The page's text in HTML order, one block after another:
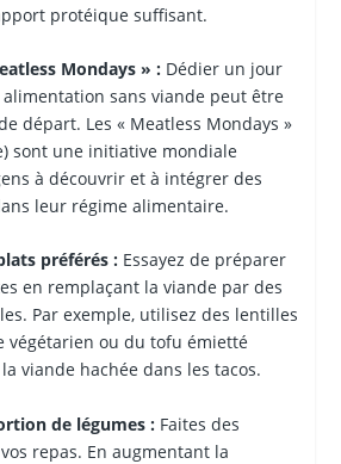
protéique suffisant.
Mondays » :Dédier un jour
sans viande peut être
départ. Les « Meatless Mondays »
sont une initiative mondiale
à découvrir et à intégrer des
leur régime alimentaire.
préférés :Essayez de préparer
en remplaçant la viande par des
Par exemple, utilisez des lentilles
végétarien ou du tofu émietté
viande hachée dans les tacos.
de légumes :Faites des
repas. En augmentant la